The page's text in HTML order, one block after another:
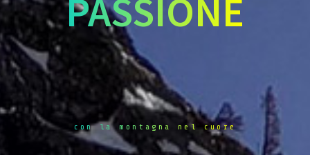
PASSIONE
con la montagna nel cuore